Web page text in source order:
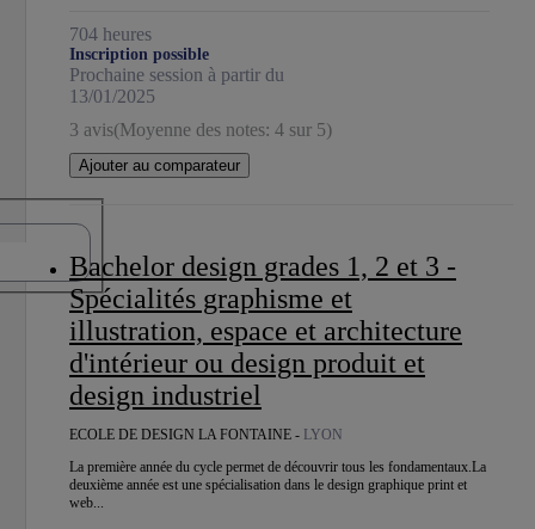
704 heures
Inscription possible
Prochaine session à partir du
13/01/2025
3 avis(Moyenne des notes: 4 sur 5)
Ajouter au comparateur
Bachelor design grades 1, 2 et 3 -
Spécialités graphisme et
illustration, espace et architecture
d'intérieur ou design produit et
design industriel
ECOLE DE DESIGN LA FONTAINE - LYON
La première année du cycle permet de découvrir tous les fondamentaux.La
deuxième année est une spécialisation dans le design graphique print et
web...